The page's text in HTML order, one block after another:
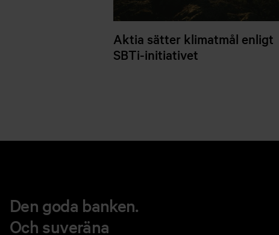
Aktia sätter klimatmål enligt
SBTi-initiativet
Den goda banken.
Och suveräna